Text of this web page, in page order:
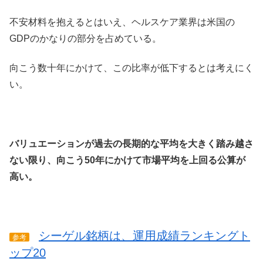
不安材料を抱えるとはいえ、ヘルスケア業界は米国の
GDPのかなりの部分を占めている。
向こう数十年にかけて、この比率が低下するとは考えにく
い。
バリュエーションが過去の長期的な平均を大きく踏み越さ
ない限り、向こう50年にかけて市場平均を上回る公算が
高い。
参考
シーゲル銘柄は、運用成績ランキングト
ップ20